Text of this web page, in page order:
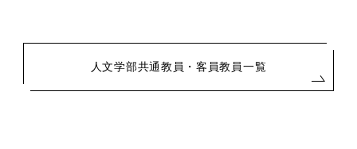
人文学部共通教員・客員教員一覧